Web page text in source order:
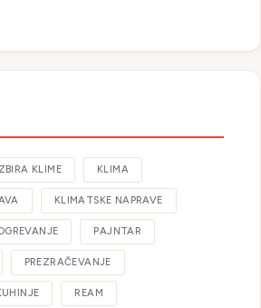
IZBIRA KLIME KLIMA
KLIMATSKE NAPRAVE
PAJNTAR
PREZRAČEVANJE
REAM